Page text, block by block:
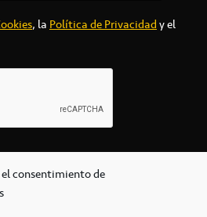
consentimiento de
, laPolítica de Privacidady el